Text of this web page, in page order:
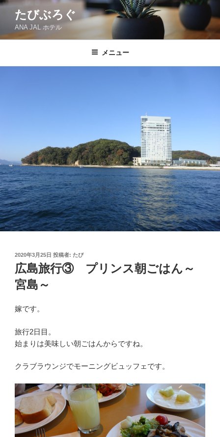
コ
ン
たびぶろぐ
ANA JAL ホテル
メニュー
投
稿
日:
2020年3月25日 投稿者: たび
広島旅行③ プリンス朝ごはん～
宮島～
嫁です。
旅行2日目。
始まりは美味しい朝ごはんからですね。
クラブラウンジでモーニングビュッフェです。